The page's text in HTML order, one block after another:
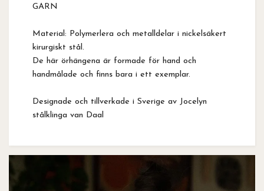
GARN
Material: Polymerlera och metalldelar i nickelsäkert
kirurgiskt stål.
De här örhängena är formade för hand och
handmålade och finns bara i ett exemplar.
Designade och tillverkade i Sverige av Jocelyn
stålklinga van Daal